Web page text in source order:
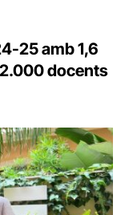
25 amb 1,6
docents